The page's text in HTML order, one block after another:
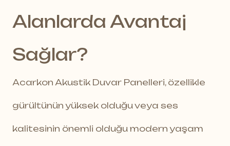
Alanlarda Avantaj
Sağlar?
Acarkon Akustik Duvar Panelleri, özellikle
gürültünün yüksek olduğu veya ses
kalitesinin önemli olduğu modern yaşam